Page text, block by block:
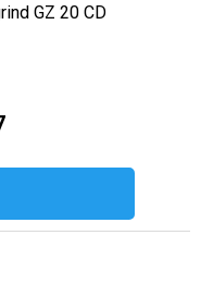
GZ 20 CD